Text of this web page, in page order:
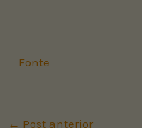
Fonte
← Post anterior